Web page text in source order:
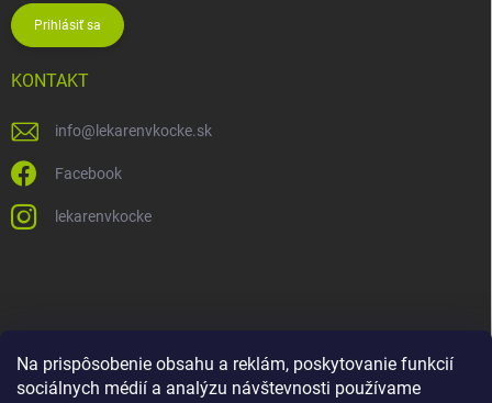
Na prispôsobenie obsahu a reklám, poskytovanie funkcií
sociálnych médií a analýzu návštevnosti používame
Prihlásiť sa
KONTAKT
info@ lekarenvkocke.sk
Facebook
lekarenvkocke